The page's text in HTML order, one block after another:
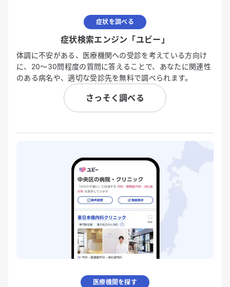
症状を調べる
症状検索エンジン「ユビー」
体調に不安がある、医療機関への受診を考えている方向け
に、20〜30問程度の質問に答えることで、あなたに関連性
のある病名や、適切な受診先を無料で調べられます。
さっそく調べる
医療機関を探す